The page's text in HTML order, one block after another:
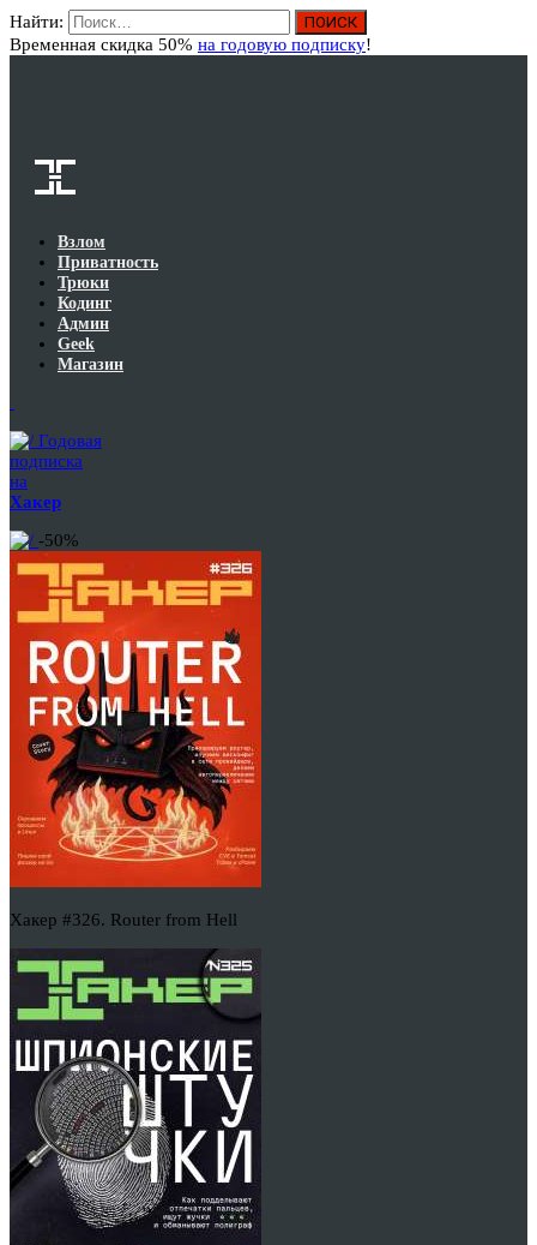
Найти:
Временная скидка 50% на годовую подписку!
Взлом
Приватность
Трюки
Кодинг
Админ
Geek
Магазин
Годовая
подписка
на
Хакер
-50%
Хакер #326. Router from Hell